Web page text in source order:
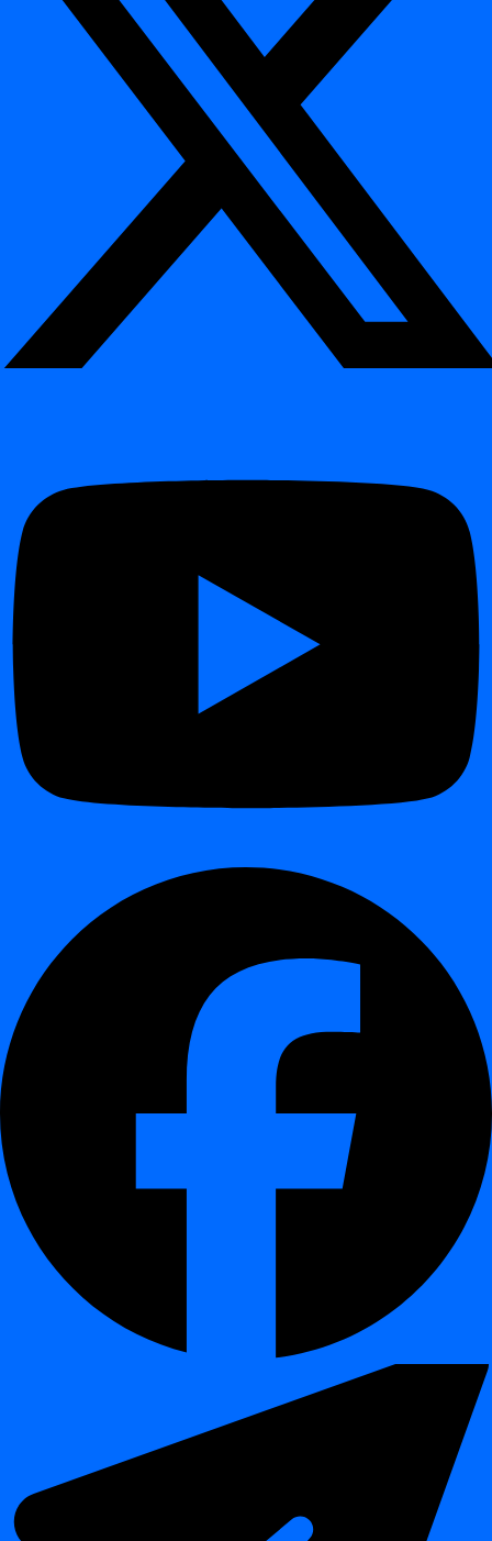
Keskkondade vahelise järjepidevuse tagamine on ettevõtte
paigalduste puhul hädavajalik. Versiooniga 2025.04 tutvustab digna
andmeallikate
importimise/eksportimise funktsiooni läbi
käsurea tööriista edasijõudnud kasutajatele.
- Eksporti andmeallika konfiguratsioon korra ja kasuta seda uuesti
Arenduses, Testis ja Produktiivkeskkonnas.
- Vähenda käsitsi ümberkonfigureerimist ja väldi kulukaid vigu.
- Toeta automatiseeritud töövooge ja CI/CD torusid lihtsate CLI-
export-ds import-ds ).
- Kopeeri andmeallikaid kiiresti projektide vahel lihtsama koostöö
See funktsionaalsus tagab, et meeskonnad saavad paigaldada
kindlusega, teades, et konfiguratsioonid on igas keskkonnas
järjepidevad.
Module Analytics aitab kasutajatel
, mitte
ainult reageerida probleemidele. Selle uue mooduliga saad:
- Jälgida pikaajalisi trende oma andmekogumites.
- Tuvastada ja jälgida volatiilsust, et mõista kõikumisi.
- Uurida andmete käitumist aja jooksul sügavamaks kontekstiks.
Näiteks võib digna automaatselt välja tuua, et
„ridade arv on aastast
alates kasvanud 15,8%.”
Pole vaja SQL-päringuid ega käsitsi kontrollimisi — vaid
ülevaated silmapilkselt
See on alusepanek digna teekonnale edasijõudnud andmeanalüütika
suunas, võimaldades andmemeeskondadel liikuda reageerivast
jälgimisest proaktiivse juurde.
Peamiste funktsioonide kõrval sisaldab Release 2025.04 mitmeid
armatuurlaua viimistlusi
, mis on mõeldud digna muutmiseks
intuitiivsemaks ja meeldivamaks kasutada:
- Kiirem navigeerimine projektide ja inspekteerimiste vahel.
- Puhtam paigutus inspekteerimise logide ja tööde esitamiste jaoks.
- Peened disaini kohendused, mis aitavad kiiremini leida ülevaateid.
Need täiustused põhinevad otseselt klienditagasisidel ja näitavad
meie jätkuvat pühendumust teha dignastigal päeval kasutatav
Tulemuslikkuse optimeerimised inspekteerimistöödele suurte
andmekogumite puhul.
samaaegseid töid.
UI-parandused töölogide filtreerimiseks ja projektihalduseks.
kontrollile, ligipääsetavusele ja
Inspection Hub
inspekteerimistöödest.
tagab, et dignat saab kasutada ülemaailmsetes